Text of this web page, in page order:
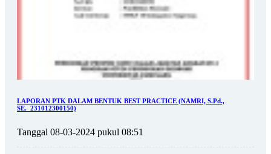
LAPORAN PTK DALAM BENTUK BEST PRACTICE (NAMRI, S.Pd.,
SE._231012300150)
Tanggal 08-03-2024 pukul 08:51